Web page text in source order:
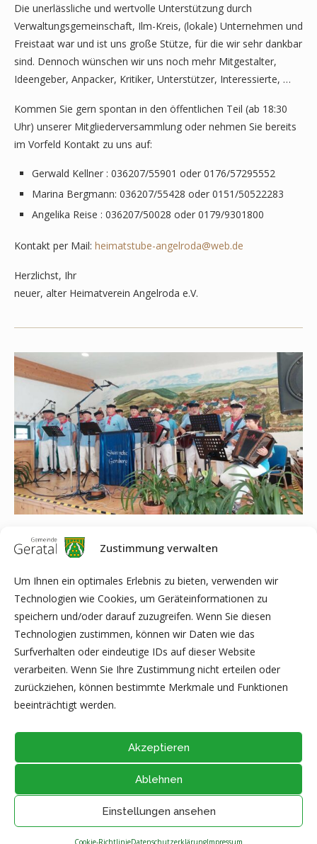
Zustimmung verwalten
Um Ihnen ein optimales Erlebnis zu bieten, verwenden wir
Technologien wie Cookies, um Geräteinformationen zu
speichern und/oder darauf zuzugreifen. Wenn Sie diesen
Technologien zustimmen, können wir Daten wie das
Surfverhalten oder eindeutige IDs auf dieser Website
verarbeiten. Wenn Sie Ihre Zustimmung nicht erteilen oder
zurückziehen, können bestimmte Merkmale und Funktionen
beeinträchtigt werden.
Akzeptieren
Ablehnen
Einstellungen ansehen
Cookie-RichtlinieDatenschutzerklärungImpressum
Die unerlässliche und wertvolle Unterstützung durch
Verwaltungsgemeinschaft, Ilm-Kreis, (lokale) Unternehmen und
Freistaat war und ist uns große Stütze, für die wir sehr dankbar
sind. Dennoch wünschen wir uns noch mehr Mitgestalter,
Ideengeber, Anpacker, Kritiker, Unterstützer, Interessierte, …
Kommen Sie gern spontan in den öffentlichen Teil (ab 18:30
Uhr) unserer Mitgliederversammlung oder nehmen Sie bereits
im Vorfeld Kontakt zu uns auf:
Gerwald Kellner : 036207/55901 oder 0176/57295552
Marina Bergmann: 036207/55428 oder 0151/50522283
Angelika Reise : 036207/50028 oder 0179/9301800
Kontakt per Mail: heimatstube-angelroda@web.de
Herzlichst, Ihr
neuer, alter Heimatverein Angelroda e.V.
@2026 - Alle Rechte vorbehalten durchGemeinde Geratal
DATENSCHUTZ|Thüringer Transparenzportal
NACH OBEN